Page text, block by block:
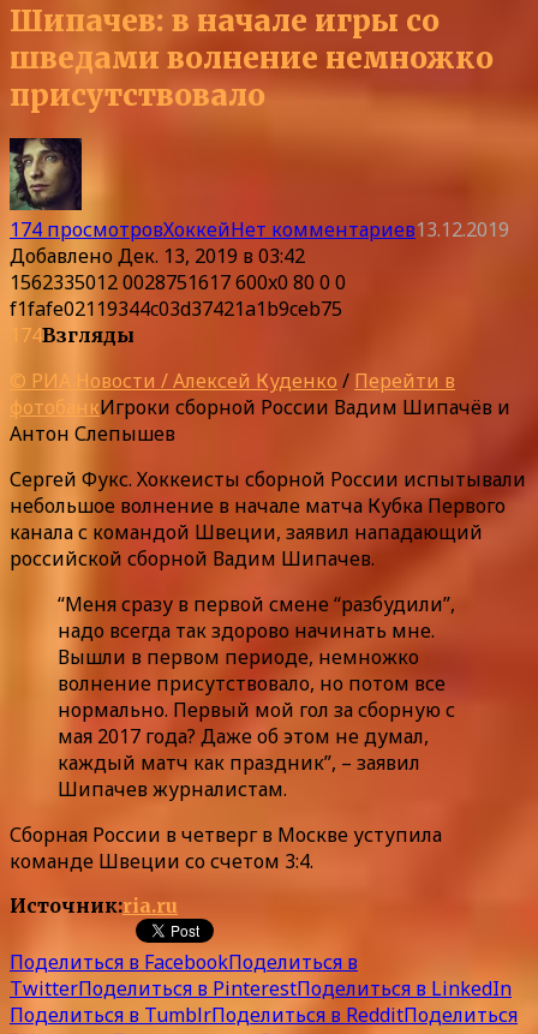
Шипачев: в начале игры со
шведами волнение немножко
присутствовало
174 просмотровХоккейНет комментариев13.12.2019
Добавлено Дек. 13, 2019 в 03:42
1562335012 0028751617 600x0 80 0 0
f1fafe02119344c03d37421a1b9ceb75
174Взгляды
© РИА Новости / Алексей Куденко / Перейти в
фотобанкИгроки сборной России Вадим Шипачёв и
Антон Слепышев
Сергей Фукс. Хоккеисты сборной России испытывали
небольшое волнение в начале матча Кубка Первого
канала с командой Швеции, заявил нападающий
российской сборной Вадим Шипачев.
“Меня сразу в первой смене “разбудили”,
надо всегда так здорово начинать мне.
Вышли в первом периоде, немножко
волнение присутствовало, но потом все
нормально. Первый мой гол за сборную с
мая 2017 года? Даже об этом не думал,
каждый матч как праздник”, – заявил
Шипачев журналистам.
Сборная России в четверг в Москве уступила
команде Швеции со счетом 3:4.
Источник:ria.ru
Поделиться в FacebookПоделиться в
TwitterПоделиться в PinterestПоделиться в LinkedIn
Поделиться в TumblrПоделиться в RedditПоделиться